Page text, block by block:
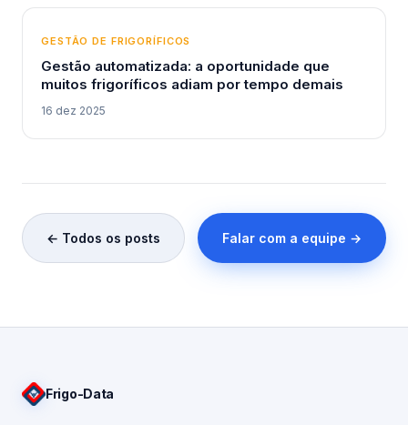
GESTÃO DE FRIGORÍFICOS
Gestão automatizada: a oportunidade que
muitos frigoríficos adiam por tempo demais
16 dez 2025
← Todos os posts Falar com a equipe →
Frigo-Data